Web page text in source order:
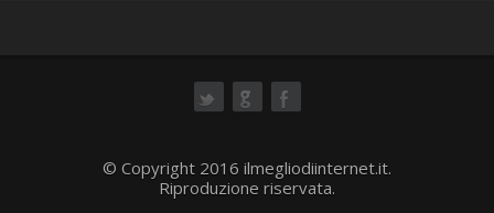
© Copyright 2016 ilmegliodiinternet.it.
Riproduzione riservata.